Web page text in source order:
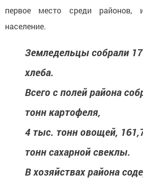
первое место среди районов,
население.
Земледельцы собрали
хлеба.
Всего с полей района
тонн картофеля,
4 тыс. тонн овощей,
тонн сахарной свеклы.
В хозяйствах района